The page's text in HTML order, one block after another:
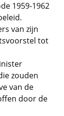
1959-1962
van zijn
tot
zouden
van de
door de